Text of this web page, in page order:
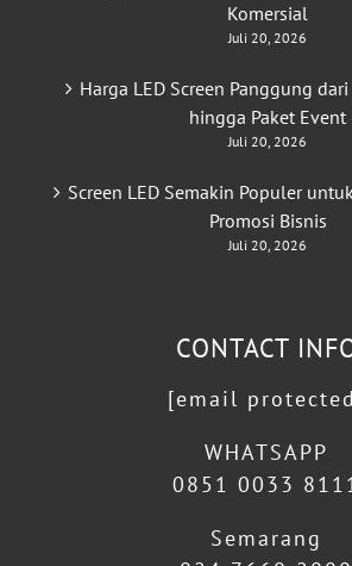
Komersial
Juli 20, 2026
Harga LED Screen Panggung
hingga Paket Event
Juli 20, 2026
Screen LED Semakin Populer
Promosi Bisnis
Juli 20, 2026
CONTACT
[email
WHATSAPP
0851 0033
Semarang